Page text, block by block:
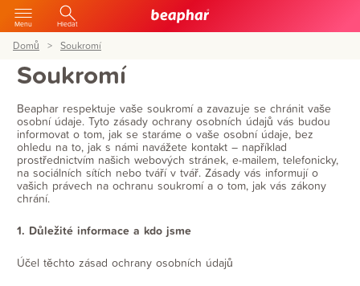
Menu Hledat
Domů Soukromí
Soukromí
Beaphar respektuje vaše soukromí a zavazuje se chránit vaše
osobní údaje. Tyto zásady ochrany osobních údajů vás budou
informovat o tom, jak se staráme o vaše osobní údaje, bez
ohledu na to, jak s námi navážete kontakt – například
prostřednictvím našich webových stránek, e-mailem, telefonicky,
na sociálních sítích nebo tváří v tvář. Zásady vás informují o
vašich právech na ochranu soukromí a o tom, jak vás zákony
chrání.
1. Důležité informace a kdo jsme
Účel těchto zásad ochrany osobních údajů